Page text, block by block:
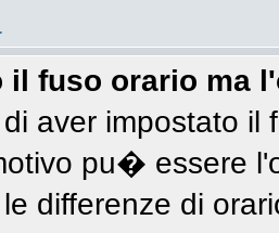
il fuso orario ma
aver impostato
pu� essere
differenze di